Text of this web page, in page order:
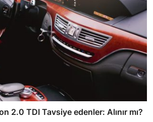
2.0 TDI Tavsiye edenler: Alınır mı?